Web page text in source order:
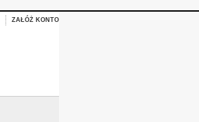
ZAŁÓŻ KONTO